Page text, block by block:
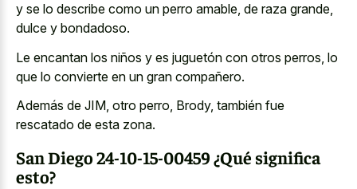
y se lo describe como un perro amable, de raza grande,
dulce y bondadoso.
Le encantan los niños y es juguetón con otros perros, lo
que lo convierte en un gran compañero.
Además de JIM, otro perro, Brody, también fue
rescatado de esta zona.
San Diego 24-10-15-00459 ¿Qué significa
esto?